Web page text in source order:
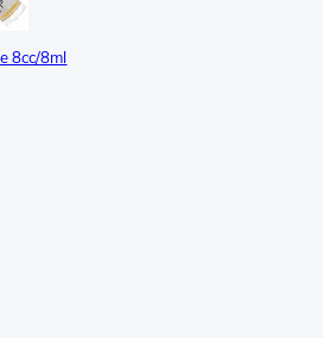
8cc/8ml